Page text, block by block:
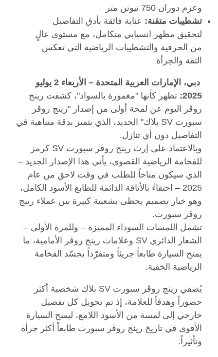
وعزم دوران 750 نيوتن متر
تشطيبات متقنة: عناية فائقة بأدق التفاصيل
لتحقيق مظهر انسيابي متكامل، مع مستوى عالٍ
من الحرفية والتشطيبات الرياضية التي تعكس
الثقة والجرأة
دبي، الإمارات العربية المتحدة – الأربعاء 2 يوليو
2025: تظهر كأنها "مغمورة بالسواد"، كشفت رينج
روڤر اليوم عن لمحة أولى من إصدار "رينج روڤر
سبورت SV بلاك" الجديد، الذي يتميز بدقة متناهية في
التفاصيل دون أي تنازل.
وبالاعتماد على إرث رينج روڤر سبورت SV كرمز
للفخامة الرياضية القصوى، يأتي هذا الإصدار الجديد –
الذي سيكون متاحاً للطلب في وقت لاحق من عام
2025 – احتفاءً بالأناقة الدائمة للطابع الأسود الكامل،
وهو خيار تصميم يحظى بشعبية كبيرة بين عملاء رينج
روڤر سبورت.
تشمل اللمسات السوداء المميزة – وللمرة الأولى –
الشعار الدائري SV وعلامات رينج روڤر الأمامية، ما
يمنح السيارة طابعاً جريئاً ومتفرّداً يجسّد الفخامة
الرياضية الخفية.
يُضفي رينج روڤر سبورت SV بلاك شخصية أكثر
حضوراً وهدفاً للعلامة، إذ تم تحويل كل تفصيل
خارجي إلى لمسة من الأسود اللامع، ليمنح السيارة
الأقوى في تاريخ رينج روڤر سبورت طابعاً أكثر جرأة
وتأثيراً.